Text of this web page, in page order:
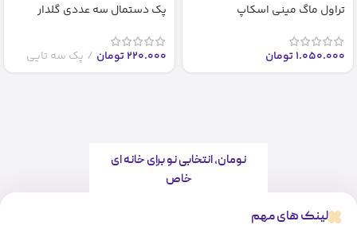
تراول ماگ مینی اسکاپ
1.050.000تومان
پک دستمال سه عددی گلدار
220.000تومان پک سه تایی
نومان، انتخابی نو برای خانه ای
خاص
لینک های مهم